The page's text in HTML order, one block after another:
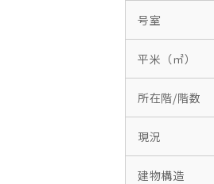
号室
平米（㎡）
所在階/階数
現況
建物構造